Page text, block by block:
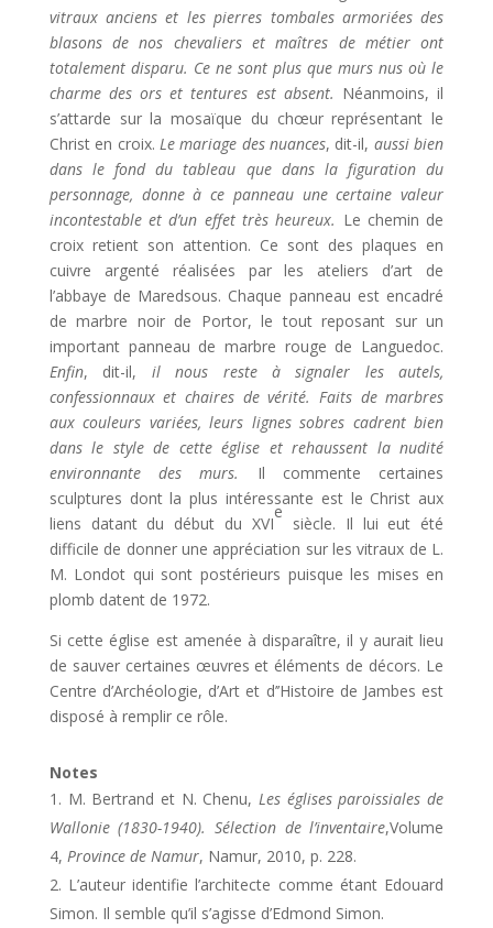
vitraux anciens et les pierres tombales armoriées des
blasons de nos chevaliers et maîtres de métier ont
totalement disparu. Ce ne sont plus que murs nus où le
charme des ors et tentures est absent. Néanmoins, il
s’attarde sur la mosaïque du chœur représentant le
Christ en croix. Le mariage des nuances, dit-il, aussi bien
dans le fond du tableau que dans la figuration du
personnage, donne à ce panneau une certaine valeur
incontestable et d’un effet très heureux. Le chemin de
croix retient son attention. Ce sont des plaques en
cuivre argenté réalisées par les ateliers d’art de
l’abbaye de Maredsous. Chaque panneau est encadré
de marbre noir de Portor, le tout reposant sur un
important panneau de marbre rouge de Languedoc.
Enfin, dit-il, il nous reste à signaler les autels,
confessionnaux et chaires de vérité. Faits de marbres
aux couleurs variées, leurs lignes sobres cadrent bien
dans le style de cette église et rehaussent la nudité
environnante des murs.
Il commente certaines
sculptures dont la plus intéressante est le Christ aux
liens datant du début du XVI
e
siècle. Il lui eut été
difficile de donner une appréciation sur les vitraux de L.
M. Londot qui sont postérieurs puisque les mises en
plomb datent de 1972.
Si cette église est amenée à disparaître, il y aurait lieu
de sauver certaines œuvres et éléments de décors. Le
Centre d’Archéologie, d’Art et d’’Histoire de Jambes est
disposé à remplir ce rôle.
Notes
M. Bertrand et N. Chenu,Les églises paroissiales de
Wallonie (1830-1940). Sélection de l’inventaire,Volume
4, Province de Namur, Namur, 2010, p. 228.
L’auteur identifie l’architecte comme étant Edouard
Simon. Il semble qu’il s’agisse d’Edmond Simon.